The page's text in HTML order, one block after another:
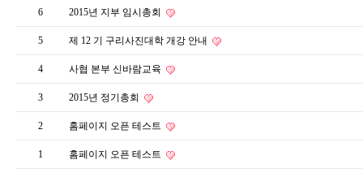
6 2015년 지부 임시총회
5 제 12 기 구리사진대학 개강 안내
4 사협 본부 신바람교육
3 2015년 정기총회
2 홈페이지 오픈 테스트
1 홈페이지 오픈 테스트